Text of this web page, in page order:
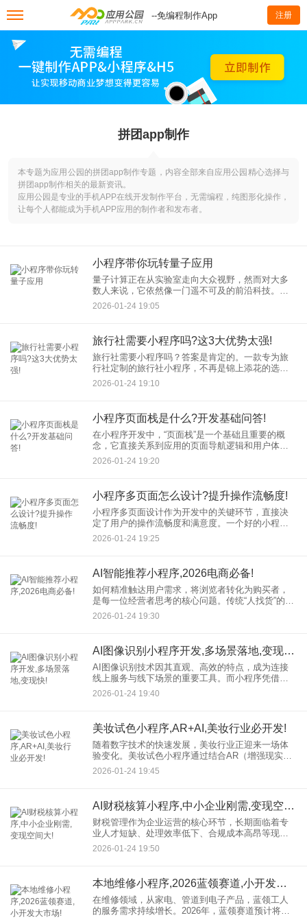
--免编程制作App 注册
拼团app制作
本专题为应用公园的拼团app制作专题，内容全部来自应用公园精心选择与
拼团app制作相关的最新资讯。
应用公园是专业的手机APP在线开发制作平台，无需编程，纯图形化操作，
让每个人都能成为手机APP应用的制作者和发布者。
小程序带你玩转量子应用
量子计算正在从实验室走向大众视野，然而对大多
数人来说，它依然像一门遥不可及的前沿科技。复
杂的原理、昂贵的设备、专业的编程门槛，让很多
人望而却步。但现在，这一切正在改变——通过一
2026-01-24 19:05
旅行社需要小程序吗?这3大优势太强!
旅行社需要小程序吗？答案是肯定的。一款专为旅
行社定制的旅行社小程序，不再是锦上添花的选
项，而是提升竞争力、实现高效运营的重要工具。
它究竟能带来哪些变革？以下三大优势不容忽视。
2026-01-24 19:10
小程序页面栈是什么?开发基础问答!
在小程序开发中，“页面栈”是一个基础且重要的概
念，它直接关系到应用的页面导航逻辑和用户体
验。理解页面栈的工作机制，是每一位小程序开发
者迈向熟练的必经之路。本文将采用问答形式，清
2026-01-24 19:20
小程序多页面怎么设计?提升操作流畅度!
小程序多页面设计作为开发中的关键环节，直接决
定了用户的操作流畅度和满意度。一个好的小程序
多页面设计不仅能引导用户高效完成任务，还能减
少流失率。本文将深入探讨小程序多页面设计的原
2026-01-24 19:25
AI智能推荐小程序,2026电商必备!
如何精准触达用户需求，将浏览者转化为购买者，
是每一位经营者思考的核心问题。传统“人找货”的搜
索模式，正逐渐被“货找人”的智能推荐所补充甚至超
越。进入2026年，一款高效的AI智能推荐小程序，
2026-01-24 19:30
AI图像识别小程序开发,多场景落地,变现快!
AI图像识别技术因其直观、高效的特点，成为连接
线上服务与线下场景的重要工具。而小程序凭借其
无需下载、即用即走的轻量化体验，成为承载AI图
像识别应用的理想平台。AI图像识别小程序开发，
2026-01-24 19:40
美妆试色小程序,AR+AI,美妆行业必开发!
随着数字技术的快速发展，美妆行业正迎来一场体
验变化。美妆试色小程序通过结合AR（增强现实）
与AI（人工智能）技术，为消费者打造即时、个性
化的虚拟试妆体验，成为行业数字化转型中的重要
2026-01-24 19:45
AI财税核算小程序,中小企业刚需,变现空间大!
财税管理作为企业运营的核心环节，长期面临着专
业人才短缺、处理效率低下、合规成本高昂等现实
挑战。传统的人工处理或单机软件已难以满足高
效、精准、合规的现代化需求。在此背景下，AI财
2026-01-24 19:50
本地维修小程序,2026蓝领赛道,小开发大市场!
在维修领域，从家电、管道到电子产品，蓝领工人
的服务需求持续增长。2026年，蓝领赛道预计将成